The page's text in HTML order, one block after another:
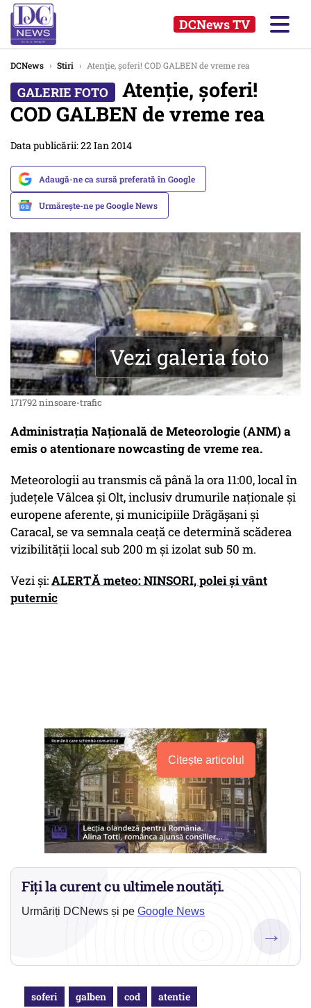
DCNews TV
DCNews › Stiri › Atenție, șoferi! COD GALBEN de vreme rea
Atenție, șoferi!
COD GALBEN de vreme rea
Data publicării: 22 Ian 2014
Adaugă-ne ca sursă preferată în Google
Urmărește-ne pe Google News
Vezi galeria foto
171792 ninsoare-trafic
Administrația Națională de Meteorologie (ANM) a
emis o atentionare nowcasting de vreme rea.
Meteorologii au transmis că până la ora 11:00, local în
judeţele Vâlcea şi Olt, inclusiv drumurile naţionale şi
europene aferente, şi municipiile Drăgăşani şi
Caracal, se va semnala ceaţă ce determină scăderea
vizibilităţii local sub 200 m şi izolat sub 50 m.
Vezi și:ALERTĂ meteo: NINSORI, polei și vânt
puternic
Citește articolul
Fiți la curent cu ultimele noutăți.
Urmăriți DCNews și pe Google News
→
soferi galben cod atentie